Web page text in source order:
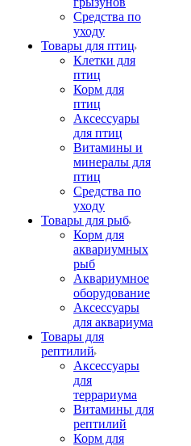
Средства по
уходу
Товары для птиц
Клетки для
птиц
Корм для
птиц
Аксессуары
для птиц
Витамины и
минералы для
птиц
Средства по
уходу
Товары для рыб
Корм для
аквариумных
рыб
Аквариумное
оборудование
Аксессуары
для аквариума
Товары для
рептилий
Аксессуары
для
террариума
Витамины для
рептилий
Корм для